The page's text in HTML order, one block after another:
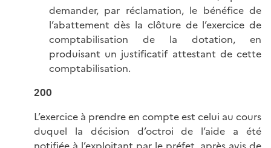
demander, par réclamation, le bénéfice de
l’abattement dès la clôture de l’exercice de
comptabilisation de la dotation, en
produisant un justificatif attestant de cette
comptabilisation.
200
L’exercice à prendre en compte est celui au cours
duquel la décision d’octroi de l’aide a été